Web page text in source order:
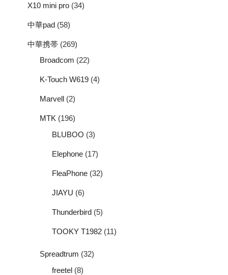
X10 mini pro (34)
中華pad (58)
中華携帯 (269)
Broadcom (22)
K-Touch W619 (4)
Marvell (2)
MTK (196)
BLUBOO (3)
Elephone (17)
FleaPhone (32)
JIAYU (6)
Thunderbird (5)
TOOKY T1982 (11)
Spreadtrum (32)
freetel (8)